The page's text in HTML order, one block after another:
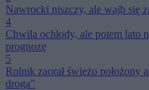
Nawrocki niszczy, ale wajb się
4
Chwila ochłody, ale potem lato
prognozę
5
Rolnik zaorał świeżo położony
droga”